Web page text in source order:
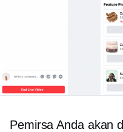
Pemirsa Anda akan